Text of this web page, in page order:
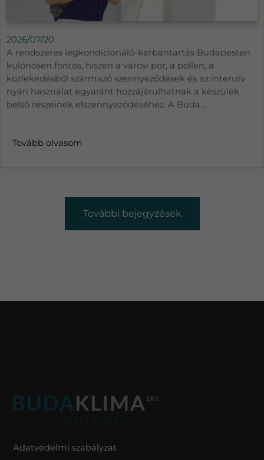
2026/07/20
A rendszeres légkondicionáló-karbantartás Budapesten
különösen fontos, hiszen a városi por, a pollen, a
közlekedésből származó szennyeződések és az intenzív
nyári használat egyaránt hozzájárulhatnak a készülék
belső részeinek elszennyeződéséhez. A Buda...
Tovább olvasom
További bejegyzések
Adatvédelmi szabályzat